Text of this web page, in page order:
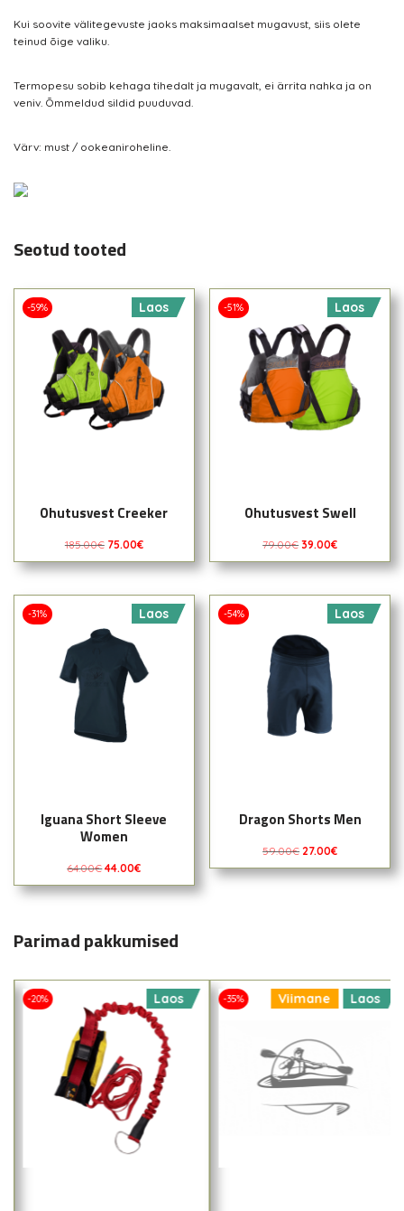
Kui soovite välitegevuste jaoks maksimaalset mugavust, siis olete
teinud õige valiku.
Termopesu sobib kehaga tihedalt ja mugavalt, ei ärrita nahka ja on
veniv. Õmmeldud sildid puuduvad.
Värv: must / ookeaniroheline.
Seotud tooted
-59% Laos
Ohutusvest Creeker
185.00€ 75.00€
-51% Laos
Ohutusvest Swell
79.00€ 39.00€
-31% Laos
Iguana Short Sleeve
Women
64.00€ 44.00€
-54% Laos
Dragon Shorts Men
59.00€ 27.00€
Parimad pakkumised
-20% Laos -35% Viimane Laos